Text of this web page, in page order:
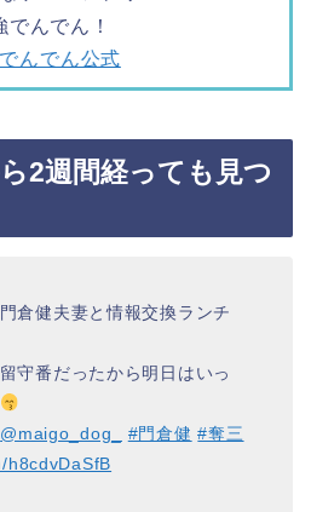
でんでん！
んでん公式
2週間経っても見つ
倉健夫妻と情報交換ランチ
守番だったから明日はいっ
@maigo_dog_ #門倉健 #奪三
h8cdvDaSfB